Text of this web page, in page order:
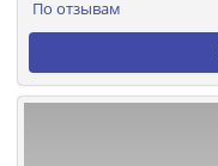
По отзывам